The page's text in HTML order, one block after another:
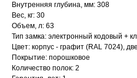
Внутренняя глубина, мм: 308
Вес, кг: 30
Объем, л: 63
Тип замка: электронный кодовый +
Цвет: корпус - графит (RAL 7024),
Покрытие: порошковое
Количество полок: 2